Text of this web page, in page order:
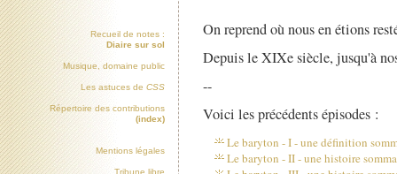
On reprend où nous en étions
Depuis le XIXe siècle, jusqu'à
--
Voici les précédents épisodes :
Le baryton - I - une définition
Le baryton - II - une histoire
Recueil de notes :
Diaire sur sol
Musique, domaine public
Les astuces de CSS
Répertoire des contributions
(index)
Mentions légales
Tribune libre